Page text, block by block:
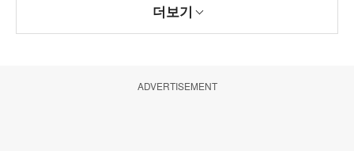
더보기
ADVERTISEMENT